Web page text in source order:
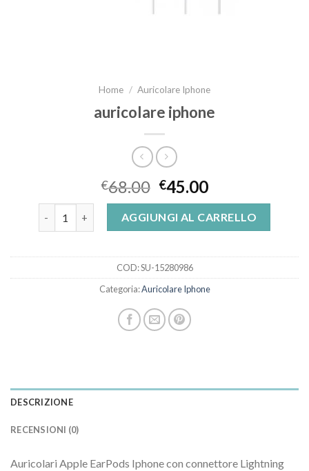
Home / Auricolare Iphone
auricolare iphone
€68.00 €45.00
auricolare iphone quantitàAGGIUNGI AL CARRELLO
COD:SU-15280986
Categoria:Auricolare Iphone
DESCRIZIONE
RECENSIONI (0)
Auricolari Apple EarPods Iphone con connettore Lightning